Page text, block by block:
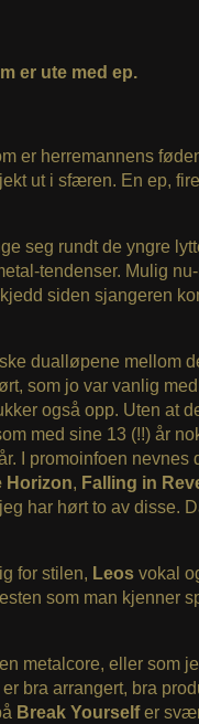
er ute med ep.
er herremannens
ut i sfæren. En ep,
seg rundt de yngre
tendenser. Mulig
siden sjangeren
dualløpene mellom
som jo var vanlig med
også opp. Uten at
med sine 13 (!!) år
I promoinfoen nevnes
Horizon, Falling in
har hørt to av disse.
for stilen, Leos vokal
som man kjenner
metalcore, eller som
bra arrangert, bra
Break Yourselfer